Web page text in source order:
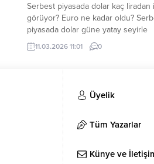
Serbest piyasada dolar kaç liradan
görüyor? Euro ne kadar oldu?
piyasada dolar güne yatay seyirle
başladı. Güne yatay seyirle başlayan
dolar, saat 10.55 itibariyle 44.08 TL
güne sınırlı bir yükselişle başladı.
sınırlı bir yükselişle başlayan Euro,
11.03.2026 11:01 0
Üyelik
Tüm Yazarlar
Künye ve